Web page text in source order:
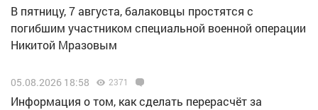
В пятницу, 7 августа, балаковцы простятся с
погибшим участником специальной военной операции
Никитой Мразовым
05.08.2026 18:58 2371
Информация о том, как сделать перерасчёт за